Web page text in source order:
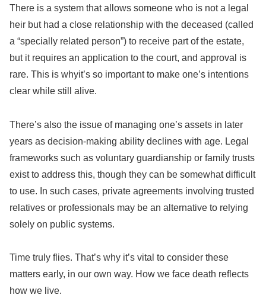
There is a system that allows someone who is not a legal
heir but had a close relationship with the deceased (called
a “specially related person”) to receive part of the estate,
but it requires an application to the court, and approval is
rare. This is whyit’s so important to make one’s intentions
clear while still alive.
There’s also the issue of managing one’s assets in later
years as decision-making ability declines with age. Legal
frameworks such as voluntary guardianship or family trusts
exist to address this, though they can be somewhat difficult
to use. In such cases, private agreements involving trusted
relatives or professionals may be an alternative to relying
solely on public systems.
Time truly flies. That’s why it’s vital to consider these
matters early, in our own way. How we face death reflects
how we live.